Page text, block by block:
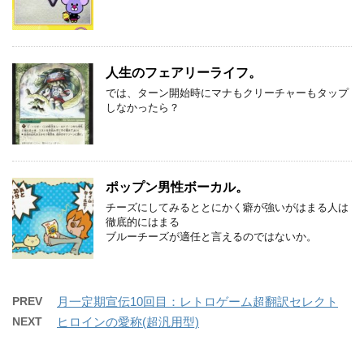
人生のフェアリーライフ。
では、ターン開始時にマナもクリーチャーもタップ
しなかったら？
ポップン男性ボーカル。
チーズにしてみるととにかく癖が強いがはまる人は
徹底的にはまる
ブルーチーズが適任と言えるのではないか。
PREV 月一定期宣伝10回目：レトロゲーム超翻訳セレクト
NEXT ヒロインの愛称(超汎用型)